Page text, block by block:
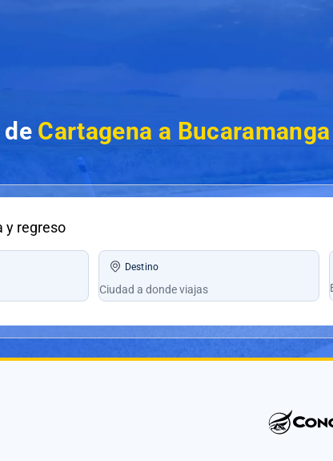
Cartagena a
y regreso
Destino